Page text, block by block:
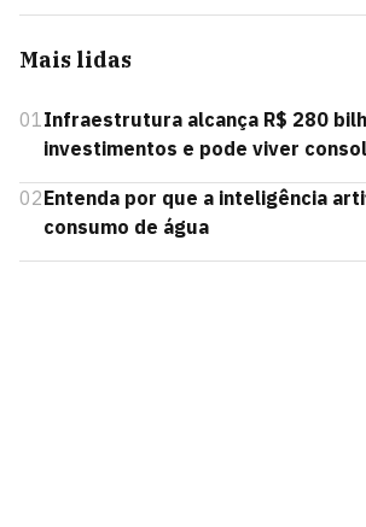
Mais lidas
01Infraestrutura alcança R$ 280
investimentos e pode viver
02Entenda por que a inteligência
consumo de água